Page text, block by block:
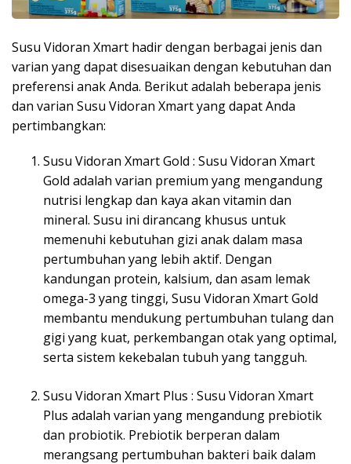
Susu Vidoran Xmart hadir dengan berbagai jenis dan
varian yang dapat disesuaikan dengan kebutuhan dan
preferensi anak Anda. Berikut adalah beberapa jenis
dan varian Susu Vidoran Xmart yang dapat Anda
pertimbangkan:
Susu Vidoran Xmart Gold : Susu Vidoran Xmart
Gold adalah varian premium yang mengandung
nutrisi lengkap dan kaya akan vitamin dan
mineral. Susu ini dirancang khusus untuk
memenuhi kebutuhan gizi anak dalam masa
pertumbuhan yang lebih aktif. Dengan
kandungan protein, kalsium, dan asam lemak
omega-3 yang tinggi, Susu Vidoran Xmart Gold
membantu mendukung pertumbuhan tulang dan
gigi yang kuat, perkembangan otak yang optimal,
serta sistem kekebalan tubuh yang tangguh.
Susu Vidoran Xmart Plus : Susu Vidoran Xmart
Plus adalah varian yang mengandung prebiotik
dan probiotik. Prebiotik berperan dalam
merangsang pertumbuhan bakteri baik dalam